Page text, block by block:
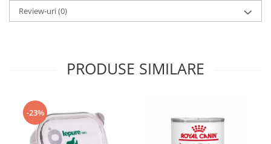
Review-uri(0)
PRODUSE SIMILARE
-23%